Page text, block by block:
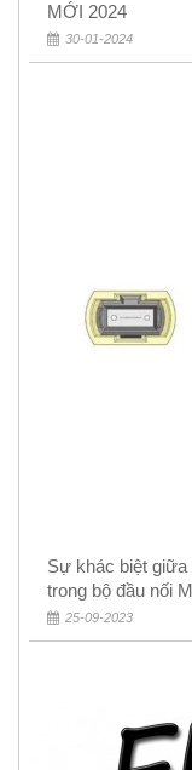
MỚI 2024
30-01-2024
Sự khác biệt
trong bộ đầu nối
25-09-2023